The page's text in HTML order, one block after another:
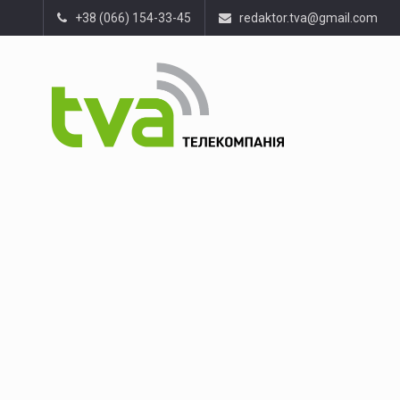
+38 (066) 154-33-45 redaktor.tva@gmail.com